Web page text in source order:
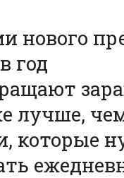
нового
год
лучше,
которые